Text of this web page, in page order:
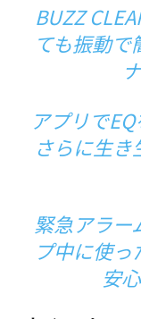
BUZZ
ても振動
アプリで
さらに生
緊急アラー
プ中に使
安